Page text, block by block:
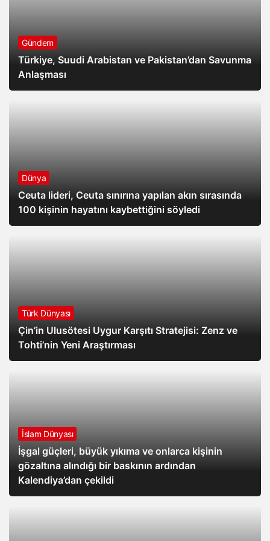
Gündem
Türkiye, Suudi Arabistan ve Pakistan’dan Savunma
Anlaşması
Dünya
Ceuta lideri, Ceuta sınırına yapılan akın sırasında
100 kişinin hayatını kaybettiğini söyledi
Türk Dünyası
Çin’in Ulusötesi Uygur Karşıtı Stratejisi: Zenz ve
Tohti’nin Yeni Araştırması
İslam Dünyası
İşgal güçleri, büyük yıkıma ve onlarca kişinin
gözaltına alındığı bir baskının ardından
Kalendiya’dan çekildi